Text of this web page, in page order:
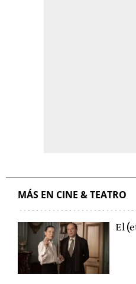
MÁS EN CINE & TEATRO
El